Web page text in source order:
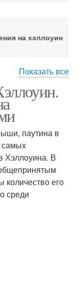
на хэллоуин
на хэллоуин
Показать все
паутина в
самых
Хэллоуина. В
количество его
среди